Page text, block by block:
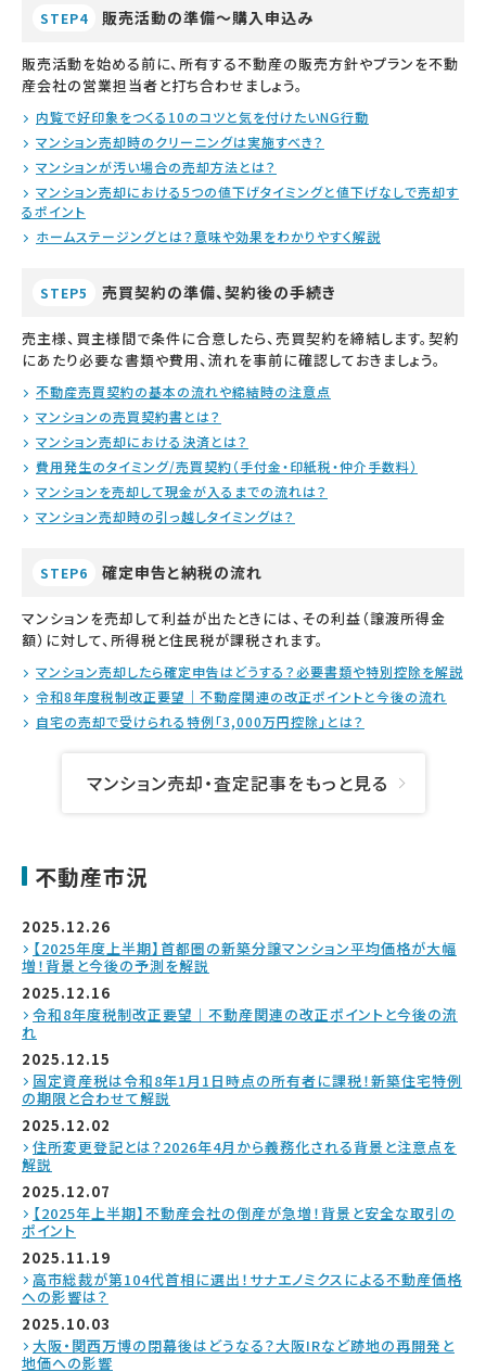
STEP4 販売活動の準備～購入申込み
販売活動を始める前に、所有する不動産の販売方針やプランを不動
産会社の営業担当者と打ち合わせましょう。
内覧で好印象をつくる10のコツと気を付けたいNG行動
マンション売却時のクリーニングは実施すべき？
マンションが汚い場合の売却方法とは？
マンション売却における5つの値下げタイミングと値下げなしで売却す
るポイント
ホームステージングとは？意味や効果をわかりやすく解説
STEP5 売買契約の準備、契約後の手続き
売主様、買主様間で条件に合意したら、売買契約を締結します。契約
にあたり必要な書類や費用、流れを事前に確認しておきましょう。
不動産売買契約の基本の流れや締結時の注意点
マンションの売買契約書とは？
マンション売却における決済とは？
費用発生のタイミング/売買契約（手付金・印紙税・仲介手数料）
マンションを売却して現金が入るまでの流れは？
マンション売却時の引っ越しタイミングは？
STEP6 確定申告と納税の流れ
マンションを売却して利益が出たときには、その利益（譲渡所得金
額）に対して、所得税と住民税が課税されます。
マンション売却したら確定申告はどうする？必要書類や特別控除を解説
令和8年度税制改正要望｜不動産関連の改正ポイントと今後の流れ
自宅の売却で受けられる特例「3,000万円控除」とは？
マンション売却・査定記事をもっと見る
不動産市況
2025.12.26
【2025年度上半期】首都圏の新築分譲マンション平均価格が大幅
増！背景と今後の予測を解説
2025.12.16
令和8年度税制改正要望｜不動産関連の改正ポイントと今後の流
れ
2025.12.15
固定資産税は令和8年1月1日時点の所有者に課税！新築住宅特例
の期限と合わせて解説
2025.12.02
住所変更登記とは？2026年4月から義務化される背景と注意点を
解説
2025.12.07
【2025年上半期】不動産会社の倒産が急増！背景と安全な取引の
ポイント
2025.11.19
高市総裁が第104代首相に選出！サナエノミクスによる不動産価格
への影響は？
2025.10.03
大阪・関西万博の閉幕後はどうなる？大阪IRなど跡地の再開発と
地価への影響